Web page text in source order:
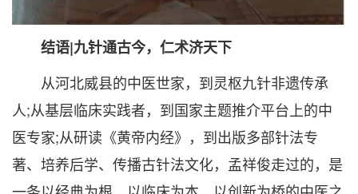
结语|九针通古今，仁术济天下
从河北威县的中医世家，到灵枢九针非遗传承
人;从基层临床实践者，到国家主题推介平台上的中
医专家;从研读《黄帝内经》，到出版多部针法专
著、培养后学、传播古针法文化，孟祥俊走过的，是